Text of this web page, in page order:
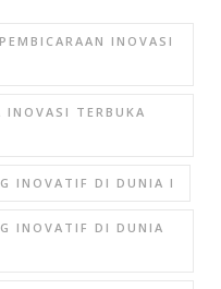
INOVASI
INOVASI TERBUKA
INOVATIF DI DUNIA I
INOVATIF DI DUNIA